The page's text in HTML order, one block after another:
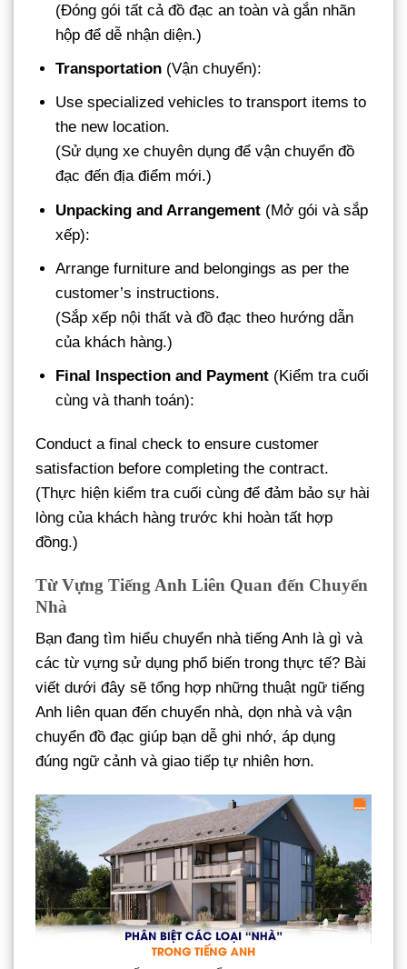
(Đóng gói tất cả đồ đạc an toàn và gắn nhãn
hộp để dễ nhận diện.)
Transportation (Vận chuyển):
Use specialized vehicles to transport items to
the new location.
(Sử dụng xe chuyên dụng để vận chuyển đồ
đạc đến địa điểm mới.)
Unpacking and Arrangement (Mở gói và sắp
xếp):
Arrange furniture and belongings as per the
customer’s instructions.
(Sắp xếp nội thất và đồ đạc theo hướng dẫn
của khách hàng.)
Final Inspection and Payment (Kiểm tra cuối
cùng và thanh toán):
Conduct a final check to ensure customer
satisfaction before completing the contract.
(Thực hiện kiểm tra cuối cùng để đảm bảo sự hài
lòng của khách hàng trước khi hoàn tất hợp
đồng.)
Từ Vựng Tiếng Anh Liên Quan đến Chuyển
Nhà
Bạn đang tìm hiểu chuyển nhà tiếng Anh là gì và
các từ vựng sử dụng phổ biến trong thực tế? Bài
viết dưới đây sẽ tổng hợp những thuật ngữ tiếng
Anh liên quan đến chuyển nhà, dọn nhà và vận
chuyển đồ đạc giúp bạn dễ ghi nhớ, áp dụng
đúng ngữ cảnh và giao tiếp tự nhiên hơn.